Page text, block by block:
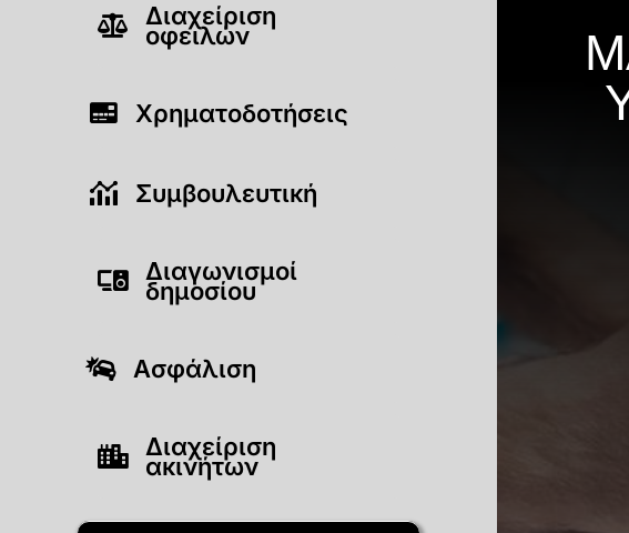
Διαχείριση
οφειλών
Χρηματοδοτήσεις
Συμβουλευτική
Διαγωνισμοί
δημοσίου
Ασφάλιση
Διαχείριση
ακινήτων